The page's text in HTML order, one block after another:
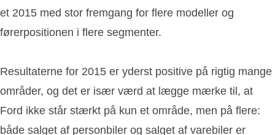
et 2015 med stor fremgang for flere modeller og
førerpositionen i flere segmenter.
Resultaterne for 2015 er yderst positive på rigtig mange
områder, og det er især værd at lægge mærke til, at
Ford ikke står stærkt på kun et område, men på flere:
både salget af personbiler og salget af varebiler er